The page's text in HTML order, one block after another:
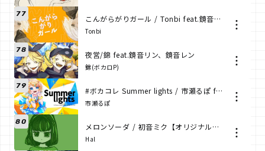
77 こんがらがりガール / Tonbi feat.鏡音リン・レン
Tonbi
78 夜営/錦 feat.鏡音リン、鏡音レン
錦(ボカロP)
79 #ボカコレ Summer lights / 市瀬るぽ feat.鏡音リン
市瀬るぽ
80 メロンソーダ / 初音ミク【オリジナル曲】
Hal